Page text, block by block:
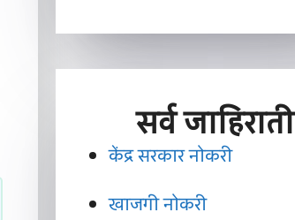
सर्वजाहिराती
केंद्र सरकार नोकरी
खाजगी नोकरी